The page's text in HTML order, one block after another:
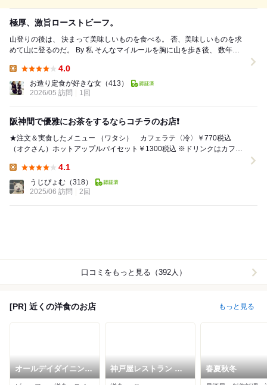
極厚、激旨ローストビーフ。
​山登りの後は、 決まって美味しいものを食べる。 否、美味しいものを求
めて山に登るのだ。 By 私 ​そんなマイルールを胸に山を歩き後、 数年前
4.0
お造り定食が好きな女 （413）
2026/05 訪問
1回
阪神間で優雅にお茶をするならコチラのお店❗️
★注文＆実食したメニュー （ワタシ） カフェラテ〈冷〉￥770税込
（オクさん）ホットアップルパイセット￥1300税込 ※ドリンクはカフェ
4.1
うじぴょむ （318）
2025/06 訪問
2回
口コミをもっと見る（392人）
[PR] 近くの洋食のお店 もっと見る
オールデイダイニン
グ・ポモドーロ
神戸屋レストラン 甲
子園店
春夏秋冬